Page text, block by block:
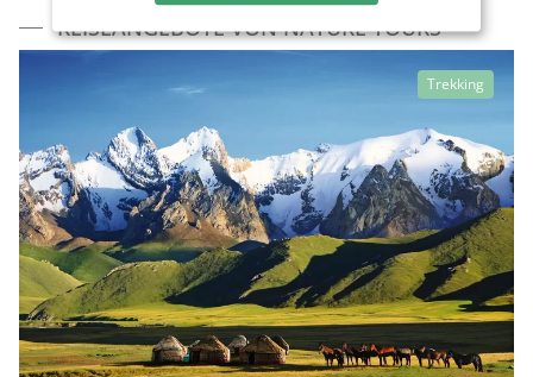
REISEANGEBOTE VON NATURE TOURS
Trekking